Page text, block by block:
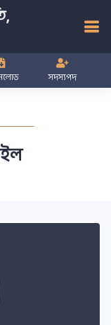
সদস্যপদ